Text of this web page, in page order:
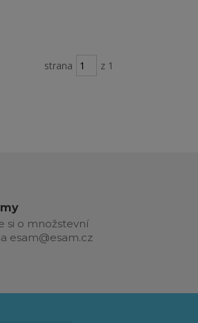
strana z 1
si o množstevní
esam@esam.cz